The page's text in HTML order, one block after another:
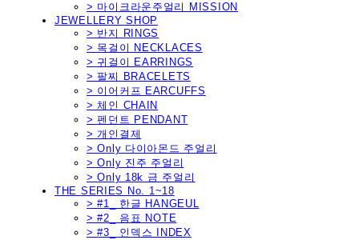
> 마이크라운주얼리 MISSION
JEWELLERY SHOP
> 반지 RINGS
> 목걸이 NECKLACES
> 귀걸이 EARRINGS
> 팔찌 BRACELETS
> 이어커프 EARCUFFS
> 체인 CHAIN
> 펜던트 PENDANT
> 개인결제
> Only 다이아몬드 주얼리
> Only 진주 주얼리
> Only 18k 금 주얼리
THE SERIES No. 1~18
> #1_ 한글 HANGEUL
> #2_ 음표 NOTE
> #3_ 인덱스 INDEX